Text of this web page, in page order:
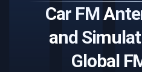
Car FM
and
Global